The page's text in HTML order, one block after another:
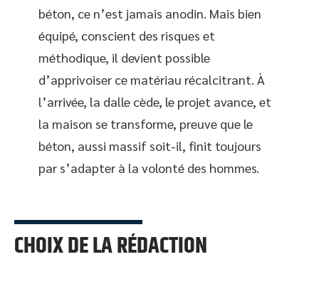
béton, ce n’est jamais anodin. Mais bien
équipé, conscient des risques et
méthodique, il devient possible
d’apprivoiser ce matériau récalcitrant. À
l’arrivée, la dalle cède, le projet avance, et
la maison se transforme, preuve que le
béton, aussi massif soit-il, finit toujours
par s’adapter à la volonté des hommes.
CHOIX DE LA RÉDACTION